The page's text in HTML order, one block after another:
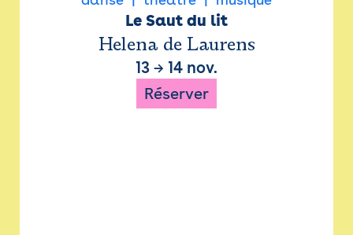
Le Saut du lit
Helena de Laurens
13 → 14 nov.
Réserver